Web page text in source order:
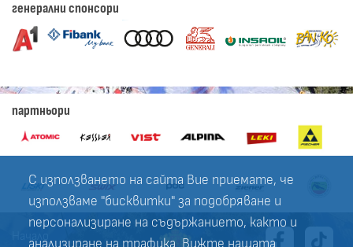
С използването на сайта Вие приемате, че
използваме "бисквитки" за подобряване и
персонализиране на съдържанието, както и
анализиране на трафика. Вижте нашата
генерални спонсори
партньори